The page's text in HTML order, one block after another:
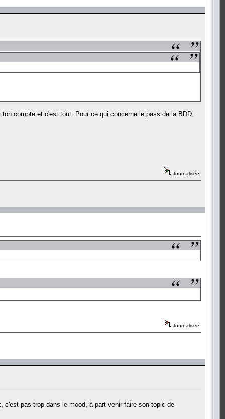
compte et c'est tout. Pour ce qui concerne le pass de la BDD,
Journalisée
Journalisée
c'est pas trop dans le mood, à part venir faire son topic de